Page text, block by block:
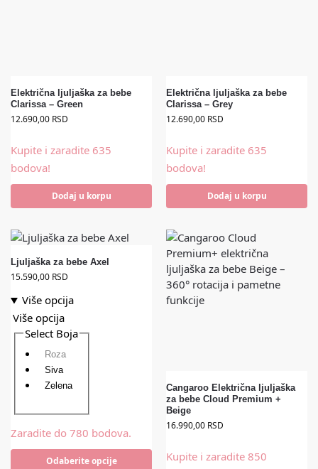
Električna ljuljaška za bebe
Clarissa – Green
12.690,00 RSD
Kupite i zaradite 635
bodova!
Dodaj u korpu
Električna ljuljaška za bebe
Clarissa – Grey
12.690,00 RSD
Kupite i zaradite 635
bodova!
Dodaj u korpu
Ljuljaška za bebe Axel
15.590,00 RSD
Više opcija
Više opcija
Select Boja
Roza
Siva
Zelena
Zaradite do 780 bodova.
Odaberite opcije
Cangaroo Električna ljuljaška
za bebe Cloud Premium +
Beige
16.990,00 RSD
Kupite i zaradite 850